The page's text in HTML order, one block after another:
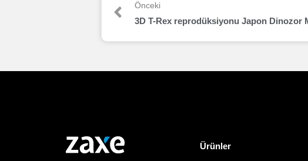
Önceki
Ürünler